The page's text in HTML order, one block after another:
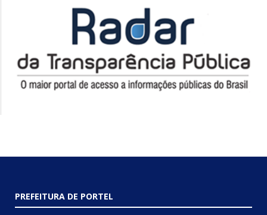
PREFEITURA DE PORTEL